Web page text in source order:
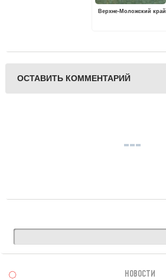
Верхне-Моложский край
ОСТАВИТЬ КОММЕНТАРИЙ
НОВОСТИ